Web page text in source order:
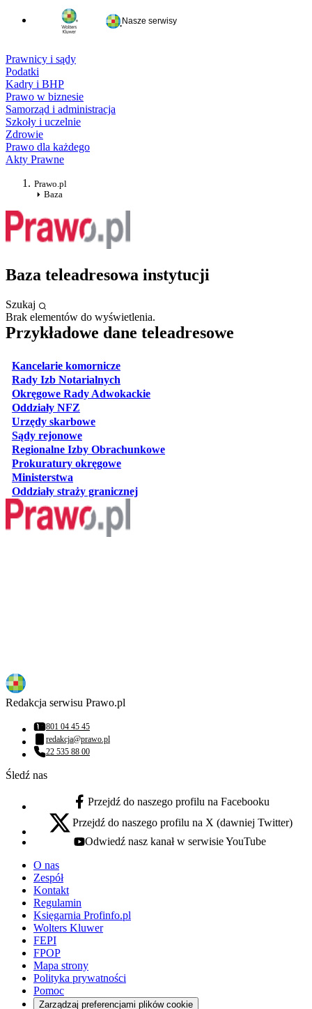
Nasze serwisy
Prawnicy i sądy
Podatki
Kadry i BHP
Prawo w biznesie
Samorząd i administracja
Szkoły i uczelnie
Zdrowie
Prawo dla każdego
Akty Prawne
Prawo.pl
Baza
Baza teleadresowa instytucji
Szukaj
Brak elementów do wyświetlenia.
Przykładowe dane teleadresowe
Kancelarie komorniczeotwiera się w nowej karcie
Rady Izb Notarialnych
Okręgowe Rady Adwokackieotwiera się w nowej karcie
Oddziały NFZ
Urzędy skarboweotwiera się w nowej karcie
Sądy rejonoweotwiera się w nowej karcie
Regionalne Izby Obrachunkoweotwiera się w nowej karcie
Prokuratury okręgoweotwiera się w nowej karcie
Ministerstwa
Oddziały straży granicznejotwiera się w nowej karcie
Redakcja serwisu Prawo.pl
Numer telefonu:
801 04 45 45
Adres email:
redakcja@prawo.pl
Numer telefonu:
22 535 88 00
Śledź nas
facebook - otwiera się w nowej karcie
Przejdź do naszego profilu na Facebooku
x - otwiera się w nowej karcie
Przejdź do naszego profilu na X (dawniej Twitter)
youtube - otwiera się w nowej karcie
Odwiedź nasz kanał w serwisie YouTube
O nas
Zespół
Kontakt
Regulamin
Księgarnia Profinfo.pl
Wolters Kluwer
FEPI
FPOP
Mapa strony
Polityka prywatności
Pomoc
Zarządzaj preferencjami plików cookie